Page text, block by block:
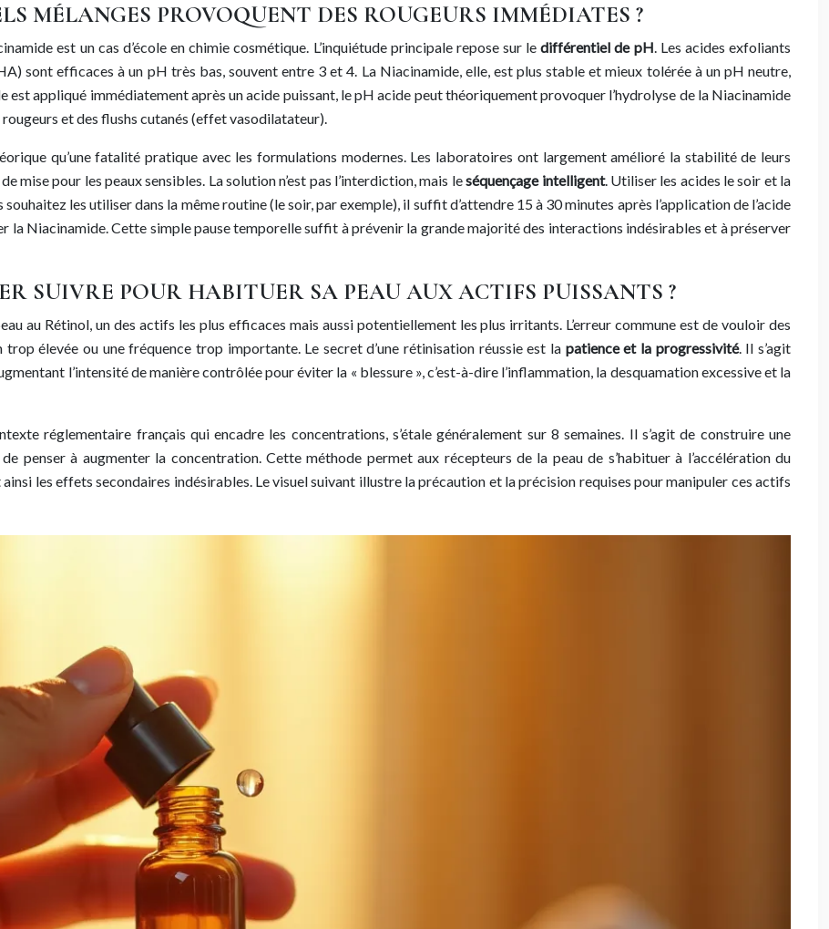
MÉLANGES PROVOQUENT DES ROUGEURS IMMÉDIATES ?
est un cas d’école en chimie cosmétique. L’inquiétude principale repose sur ledifférentiel de pH. Les acides exfoliants
sont efficaces à un pH très bas, souvent entre 3 et 4. La Niacinamide, elle, est plus stable et mieux tolérée à un pH neutre,
est appliqué immédiatement après un acide puissant, le pH acide peut théoriquement provoquer l’hydrolyse de la Niacinamide
et des flushs cutanés (effet vasodilatateur).
qu’une fatalité pratique avec les formulations modernes. Les laboratoires ont largement amélioré la stabilité de leurs
mise pour les peaux sensibles. La solution n’est pas l’interdiction, mais leséquençage intelligent. Utiliser les acides le soir et la
les utiliser dans la même routine (le soir, par exemple), il suffit d’attendre 15 à 30 minutes après l’application de l’acide
la Niacinamide. Cette simple pause temporelle suffit à prévenir la grande majorité des interactions indésirables et à préserver
SUIVRE POUR HABITUER SA PEAU AUX ACTIFS PUISSANTS ?
au Rétinol, un des actifs les plus efficaces mais aussi potentiellement les plus irritants. L’erreur commune est de vouloir des
élevée ou une fréquence trop importante. Le secret d’une rétinisation réussie est la patience et la progressivité. Il s’agit
l’intensité de manière contrôlée pour éviter la « blessure », c’est-à-dire l’inflammation, la desquamation excessive et la
réglementaire français qui encadre les concentrations, s’étale généralement sur 8 semaines. Il s’agit de construire une
penser à augmenter la concentration. Cette méthode permet aux récepteurs de la peau de s’habituer à l’accélération du
les effets secondaires indésirables. Le visuel suivant illustre la précaution et la précision requises pour manipuler ces actifs